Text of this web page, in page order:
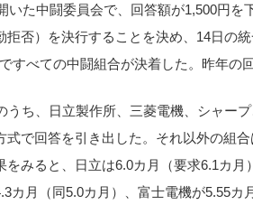
いた中闘委員会で、回答額が1,500円を
拒否）を決行することを決め、14日の
すべての中闘組合が決着した。昨年の
うち、日立製作所、三菱電機、シャー
式で回答を引き出した。それ以外の組
をみると、日立は6.0カ月（要求6.1カ月
カ月（同5.0カ月）、富士電機が5.55カ